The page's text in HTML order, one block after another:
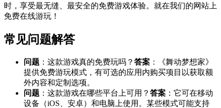
时，享受最无缝、最安全的免费游戏体验。就在我们的网站上
免费在线游玩！
常见问题解答
问题 ：这款游戏真的免费玩吗？ 答案 ：《舞动梦想家》
提供免费游玩模式，有可选的应用内购买项目以获取额
外内容和定制选项。
问题 ：这款游戏在哪些平台上可用？ 答案 ：它可在移动
设备（iOS、安卓）和电脑上使用。某些模式可能支持